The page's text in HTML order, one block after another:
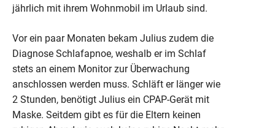
jährlich mit ihrem Wohnmobil im Urlaub sind.
Vor ein paar Monaten bekam Julius zudem die
Diagnose Schlafapnoe, weshalb er im Schlaf
stets an einem Monitor zur Überwachung
anschlossen werden muss. Schläft er länger wie
2 Stunden, benötigt Julius ein CPAP-Gerät mit
Maske. Seitdem gibt es für die Eltern keinen